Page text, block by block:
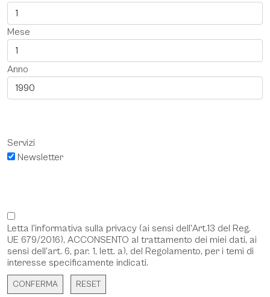
Mese
Anno
Servizi
Newsletter
Letta l'informativa sulla privacy (ai sensi dell'Art.13 del Reg.
UE 679/2016), ACCONSENTO al trattamento dei miei dati, ai
sensi dell’art. 6, par. 1, lett. a), del Regolamento, per i temi di
interesse specificamente indicati.